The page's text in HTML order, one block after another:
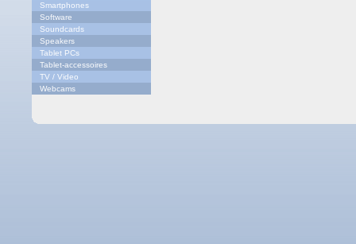
Smartphones
Software
Soundcards
Speakers
Tablet PCs
Tablet-accessoires
TV / Video
Webcams